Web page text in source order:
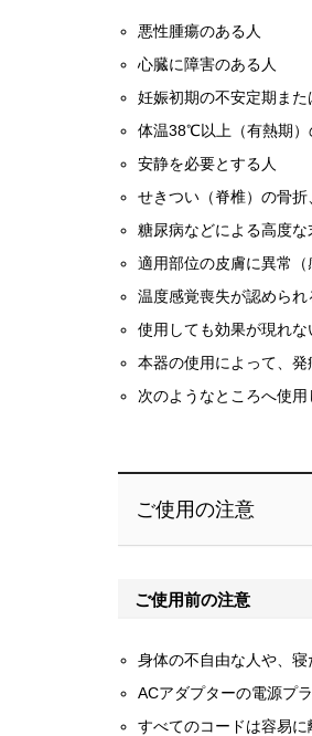
悪性腫瘍のある人
心臓に障害のある人
妊娠初期の不安定期また
体温38℃以上（有熱期）
安静を必要とする人
せきつい（脊椎）の骨
糖尿病などによる高度
適用部位の皮膚に異常
温度感覚喪失が認められ
使用しても効果が現れ
本器の使用によって、
次のようなところへ使
ご使用の注意
ご使用前の注意
身体の不自由な人や、寝
ACアダプターの電源プ
すべてのコードは容易に